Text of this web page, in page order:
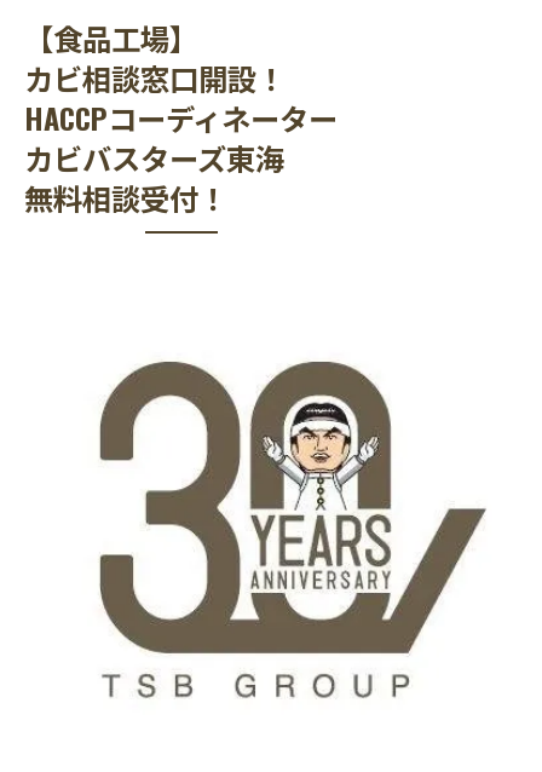
【食品工場】
カビ相談窓口開設！
HACCPコーディネーター
カビバスターズ東海
無料相談受付！